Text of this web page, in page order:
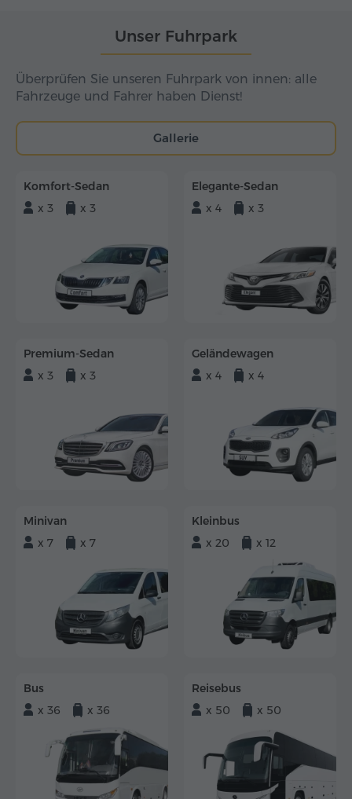
Unser Fuhrpark
Überprüfen Sie unseren Fuhrpark von innen: alle
Fahrzeuge und Fahrer haben Dienst!
Gallerie
Komfort-Sedan
x 3
x 3
Elegante-Sedan
x 4
x 3
Premium-Sedan
x 3
x 3
Geländewagen
x 4
x 4
Minivan
x 7
x 7
Kleinbus
x 20
x 12
Bus
x 36
x 36
Reisebus
x 50
x 50